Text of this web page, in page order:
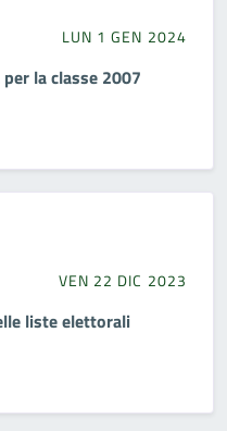
LUN 1 GEN 2024
la classe 2007
VEN 22 DIC 2023
liste elettorali